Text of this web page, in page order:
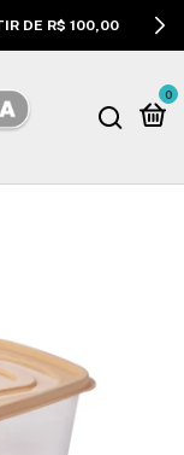
DE R$ 100,00
0